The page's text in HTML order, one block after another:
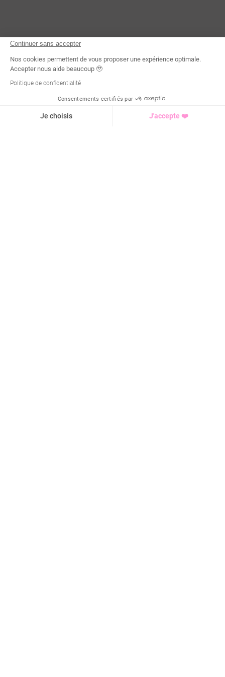
Continuer sans accepter
Nos cookies permettent de vous proposer une expérience optimale.
Accepter nous aide beaucoup 🥹
Politique de confidentialité
Consentements certifiés par
Je choisis J'accepte ❤️